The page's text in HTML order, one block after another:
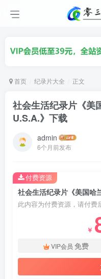
首页 纪录片大全 正文
社会生活纪录片《
U.S.A.》下载
admin
6个月前发布
社会生活纪录片《美国
此内容为付费资源，请付费
￥
VIP会员 免费
付费资源